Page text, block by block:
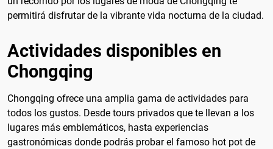
permitirá disfrutar de la vibrante vida nocturna de la ciudad.
Actividades disponibles en
Chongqing
Chongqing ofrece una amplia gama de actividades para
todos los gustos. Desde tours privados que te llevan a los
lugares más emblemáticos, hasta experiencias
gastronómicas donde podrás probar el famoso hot pot de